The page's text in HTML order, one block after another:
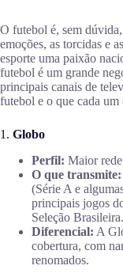
O futebol é, sem
emoções, as torcidas e
esporte uma paixão
futebol é um grande
principais canais de
futebol e o que cada um
1. Globo
Perfil: Maior
O que transmite:
(Série A e
principais jogos
Seleção Brasileira.
Diferencial: A
cobertura, com
renomados.